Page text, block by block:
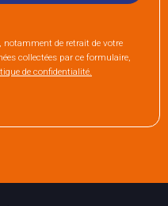
notamment de retrait de votre
collectées par ce formulaire,
de confidentialité.